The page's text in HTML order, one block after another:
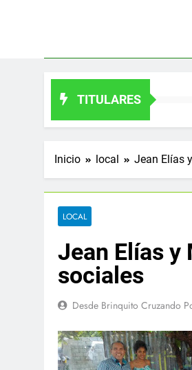
TITULARES
Inicio local Jean Elías
LOCAL
Jean Elías y
sociales
Desde Brinquito Cruzando